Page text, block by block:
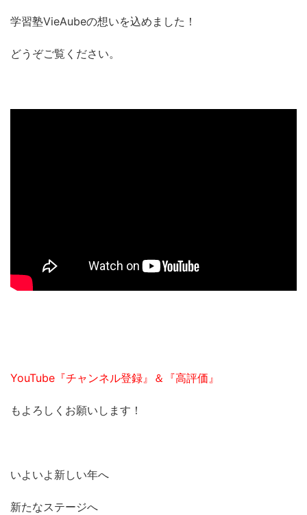
学習塾VieAubeの想いを込めました！
どうぞご覧ください。
YouTube『チャンネル登録』＆『高評価』
もよろしくお願いします！
いよいよ新しい年へ
新たなステージへ